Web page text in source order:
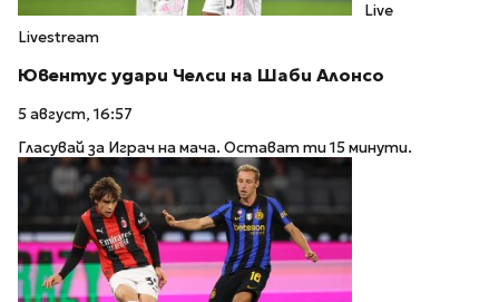
Live
Livestream
Ювентус удари Челси на Шаби Алонсо
5 август, 16:57
Гласувай за Играч на мача. Остават ти 15 минути.